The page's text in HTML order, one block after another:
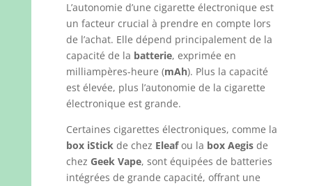
L’autonomie d’une cigarette électronique est
un facteur crucial à prendre en compte lors
de l’achat. Elle dépend principalement de la
capacité de la batterie, exprimée en
milliampères-heure (mAh). Plus la capacité
est élevée, plus l’autonomie de la cigarette
électronique est grande.
Certaines cigarettes électroniques, comme la
box iStickde chez Eleafou la box Aegisde
chez Geek Vape, sont équipées de batteries
intégrées de grande capacité, offrant une